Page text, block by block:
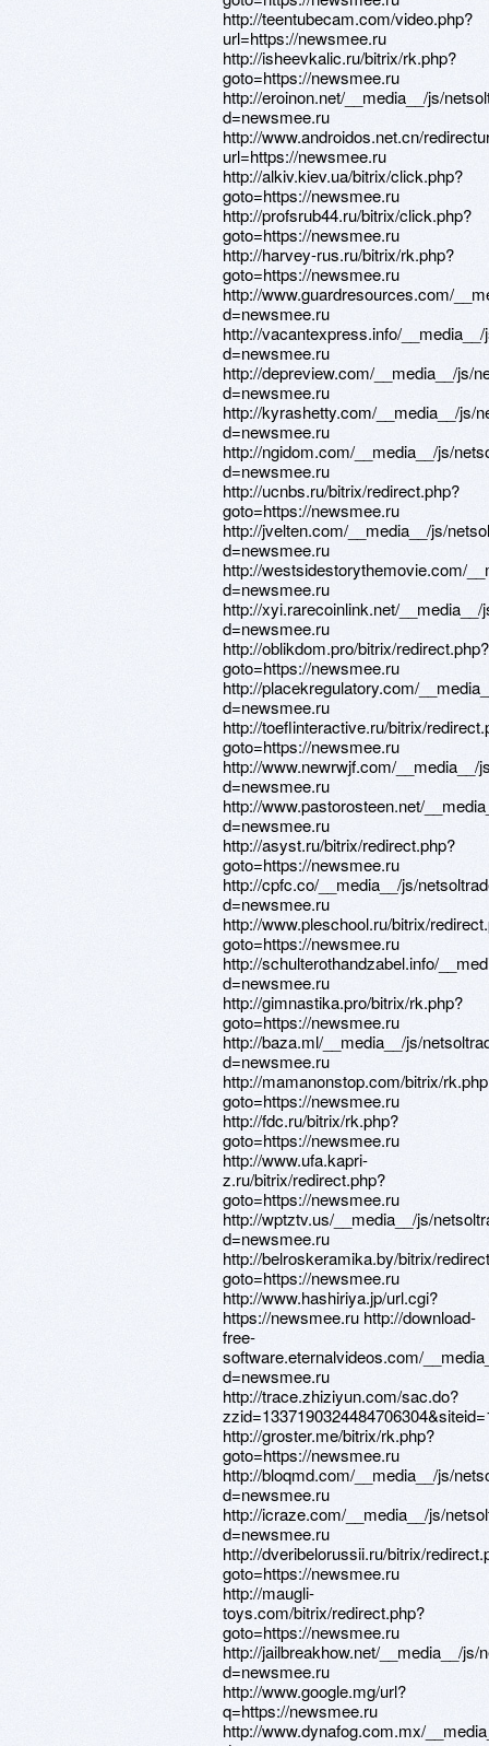
http://teentubecam.com/video.php?
url=https://newsmee.ru
http://isheevkalic.ru/bitrix/rk.php?
goto=https://newsmee.ru
http://eroinon.net/__media__/js/
d=newsmee.ru
http://www.androidos.net.cn/
url=https://newsmee.ru
http://alkiv.kiev.ua/bitrix/click.php?
goto=https://newsmee.ru
http://profsrub44.ru/bitrix/click.php?
goto=https://newsmee.ru
http://harvey-rus.ru/bitrix/rk.php?
goto=https://newsmee.ru
http://www.guardresources.com/
d=newsmee.ru
http://vacantexpress.info/
d=newsmee.ru
http://depreview.com/__media__/js/
d=newsmee.ru
http://kyrashetty.com/__media__/js/
d=newsmee.ru
http://ngidom.com/__media__/js/
d=newsmee.ru
http://ucnbs.ru/bitrix/redirect.php?
goto=https://newsmee.ru
http://jvelten.com/__media__/js/
d=newsmee.ru
http://westsidestorythemovie.com/
d=newsmee.ru
http://xyi.rarecoinlink.net/
d=newsmee.ru
http://oblikdom.pro/bitrix/redirect.php?
goto=https://newsmee.ru
http://placekregulatory.com/
d=newsmee.ru
http://toeflinteractive.ru/bitrix/
goto=https://newsmee.ru
http://www.newrwjf.com/__media__/
d=newsmee.ru
http://www.pastorosteen.net/
d=newsmee.ru
http://asyst.ru/bitrix/redirect.php?
goto=https://newsmee.ru
http://cpfc.co/__media__/js/
d=newsmee.ru
http://www.pleschool.ru/bitrix/
goto=https://newsmee.ru
http://schulterothandzabel.info/
d=newsmee.ru
http://gimnastika.pro/bitrix/rk.php?
goto=https://newsmee.ru
http://baza.ml/__media__/js/
d=newsmee.ru
http://mamanonstop.com/bitrix/
goto=https://newsmee.ru
http://fdc.ru/bitrix/rk.php?
goto=https://newsmee.ru
http://www.ufa.kapri-
z.ru/bitrix/redirect.php?
goto=https://newsmee.ru
http://wptztv.us/__media__/js/
d=newsmee.ru
http://belroskeramika.by/bitrix/
goto=https://newsmee.ru
http://www.hashiriya.jp/url.cgi?
https://newsmee.ru http://download-
free-
software.eternalvideos.com/
d=newsmee.ru
http://trace.zhiziyun.com/sac.do?
http://groster.me/bitrix/rk.php?
goto=https://newsmee.ru
http://bloqmd.com/__media__/js/
d=newsmee.ru
http://icraze.com/__media__/js/
d=newsmee.ru
http://dveribelorussii.ru/bitrix/
goto=https://newsmee.ru
http://maugli-
toys.com/bitrix/redirect.php?
goto=https://newsmee.ru
http://jailbreakhow.net/__media__/js/
d=newsmee.ru
http://www.google.mg/url?
q=https://newsmee.ru
http://www.dynafog.com.mx/